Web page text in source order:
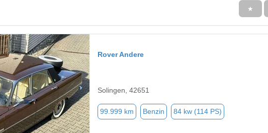
★
Rover Andere
Solingen, 42651
99.999 km Benzin 84 kw (114 PS)